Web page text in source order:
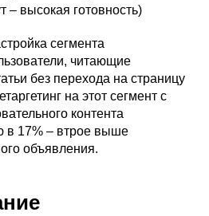
– высокая готовность)
сегмента
читающие
без перехода на страницу
на этот сегмент с
контента
в 17% – втрое выше
объявления.